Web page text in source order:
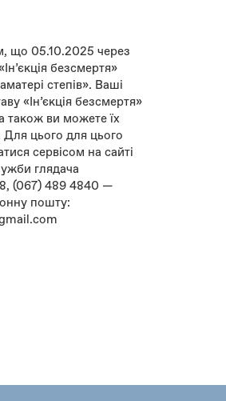
що 05.10.2025 через
безсмертя»
степів». Ваші
«Інʼєкція безсмертя»
також ви можете їх
Для цього для цього
сервісом на сайті
глядача
(067) 489 4840 —
пошту: